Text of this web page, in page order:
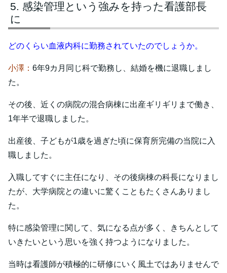
感染管理という強みを持った看護部長
に
どのくらい血液内科に勤務されていたのでしょうか。
小澤： 6年9カ月同じ科で勤務し、結婚を機に退職しまし
た。
その後、近くの病院の混合病棟に出産ギリギリまで働き、
1年半で退職しました。
出産後、子どもが1歳を過ぎた頃に保育所完備の当院に入
職しました。
入職してすぐに主任になり、その後病棟の科長になりまし
たが、大学病院との違いに驚くこともたくさんありまし
た。
特に感染管理に関して、気になる点が多く、きちんとして
いきたいという思いを強く持つようになりました。
当時は看護師が積極的に研修にいく風土ではありませんで